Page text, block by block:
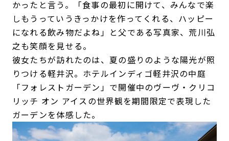
かったと言う。「食事の最初に開けて、みんなで楽
しもうっていうきっかけを作ってくれる、ハッピー
になれる飲み物だよね」と父である写真家、荒川弘
之も笑顔を見せる。
彼女たちが訪れたのは、夏の盛りのような陽光が照
りつける軽井沢。ホテルインディゴ軽井沢の中庭
「フォレストガーデン」で開催中のヴーヴ・クリコ
リッチ オン アイスの世界観を期間限定で表現した
ガーデンを体感した。